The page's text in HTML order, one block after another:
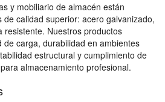
y mobiliario de almacén están
calidad superior: acero galvanizado,
resistente. Nuestros productos
de carga, durabilidad en ambientes
estructural y cumplimiento de
almacenamiento profesional.